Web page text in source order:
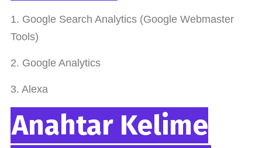
1. Google Search Analytics (Google Webmaster
Tools)
2. Google Analytics
3. Alexa
Anahtar Kelime